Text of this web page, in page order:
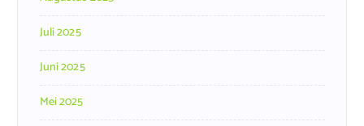
Juli 2025
Juni 2025
Mei 2025